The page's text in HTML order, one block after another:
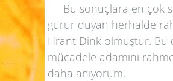
Bu sonuçlara en çok
gurur duyan herhalde
Hrant Dink olmuştur. Bu
mücadele adamını
daha anıyorum.